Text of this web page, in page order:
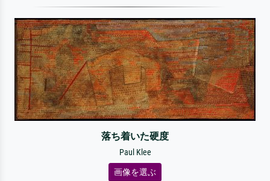
落ち着いた硬度
Paul Klee
画像を選ぶ